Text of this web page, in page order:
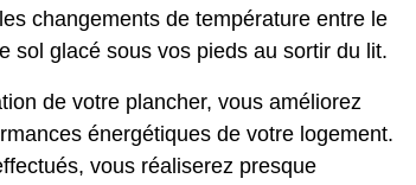
changements de température entre le
sol glacé sous vos pieds au sortir du lit.
de votre plancher, vous améliorez
énergétiques de votre logement.
vous réaliserez presque